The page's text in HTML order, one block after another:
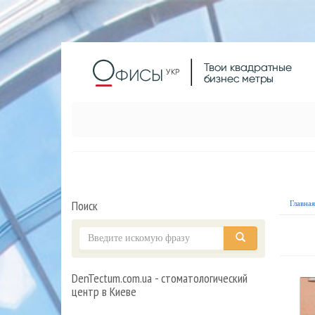
Поиск
DenTectum.com.ua - стоматологический
центр в Киеве